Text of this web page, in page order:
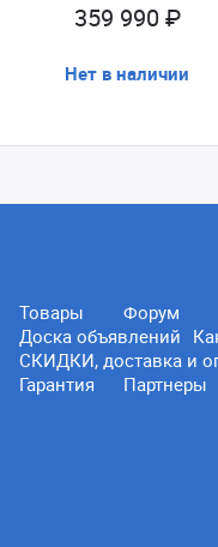
359 990 ₽
Нет в наличии
Товары
Форум
Доска объявлений
СКИДКИ, доставка и
Гарантия
Партнеры